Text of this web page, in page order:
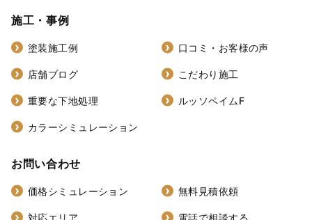
施工・事例
塗装施工例 口コミ・お客様の声
店舗ブログ こだわり施工
重要な下地処理 ルッソペイムF
カラーシミュレーション
お問い合わせ
価格シミュレーション 無料見積依頼
対応エリア 電話で相談する